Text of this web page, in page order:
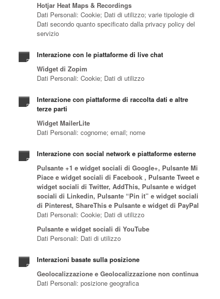
Hotjar Heat Maps & Recordings
Dati Personali: Cookie; Dati di utilizzo; varie tipologie di
Dati secondo quanto specificato dalla privacy policy del
servizio
Interazione con le piattaforme di live chat
Widget di Zopim
Dati Personali: Cookie; Dati di utilizzo
Interazione con piattaforme di raccolta dati e altre
terze parti
Widget MailerLite
Dati Personali: cognome; email; nome
Interazione con social network e piattaforme esterne
Pulsante +1 e widget sociali di Google+, Pulsante Mi
Piace e widget sociali di Facebook , Pulsante Tweet e
widget sociali di Twitter, AddThis, Pulsante e widget
sociali di Linkedin, Pulsante “Pin it” e widget sociali
di Pinterest, ShareThis e Pulsante e widget di PayPal
Dati Personali: Cookie; Dati di utilizzo
Pulsante e widget sociali di YouTube
Dati Personali: Dati di utilizzo
Interazioni basate sulla posizione
Geolocalizzazione e Geolocalizzazione non continua
Dati Personali: posizione geografica